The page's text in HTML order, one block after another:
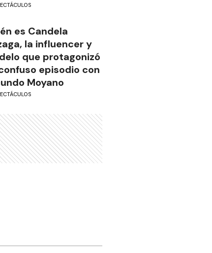
es Candela
la influencer y
que protagonizó
episodio con
Moyano